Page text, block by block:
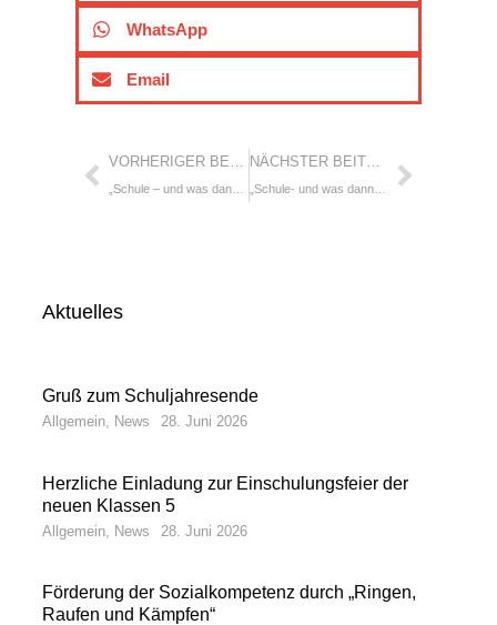
WhatsApp
Email
VORHERIGER BEITRAG: NÄCHSTER BEITRAG:
„Schule- und was dann? – Abschlüsse, Anschlüsse Chancen in der Region“
Aktuelles
Gruß zum Schuljahresende
Allgemein, News 28. Juni 2026
Herzliche Einladung zur Einschulungsfeier der
neuen Klassen 5
Allgemein News 28. Juni 2026
Förderung der Sozialkompetenz durch „Ringen,
Raufen und Kämpfen“